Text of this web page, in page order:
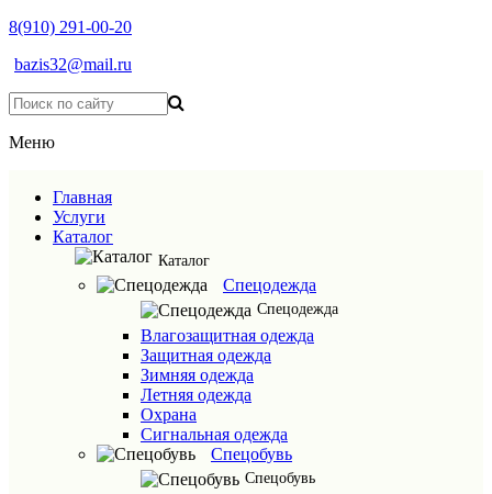
8(910) 291-00-20
bazis32@mail.ru
Меню
Главная
Услуги
Каталог
Каталог
Спецодежда
Спецодежда
Влагозащитная одежда
Защитная одежда
Зимняя одежда
Летняя одежда
Охрана
Сигнальная одежда
Спецобувь
Спецобувь